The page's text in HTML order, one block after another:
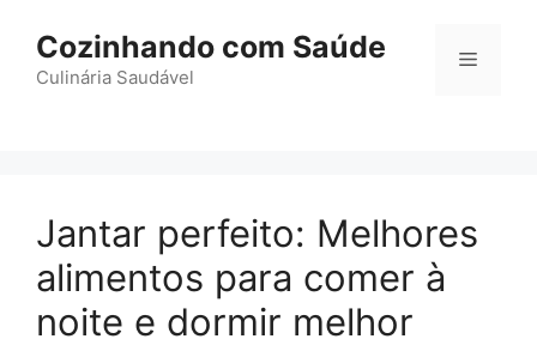
paraCozinhando com Saúde
Culinária Saudável
Menu
Jantar perfeito: Melhores
alimentos para comer à
noite e dormir melhor